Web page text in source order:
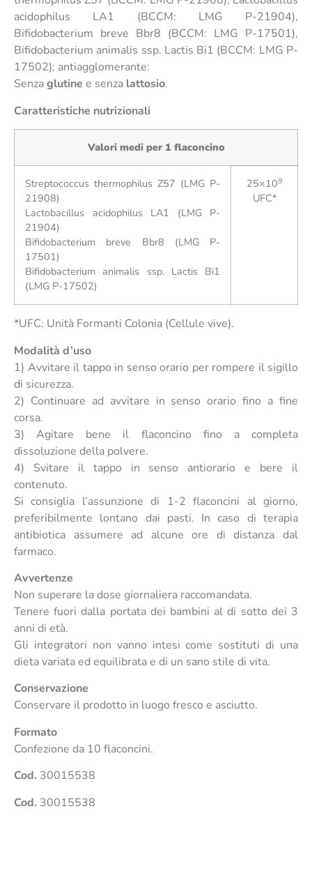
acidophilus LA1 (BCCM: LMG P-21904),
Bifidobacterium breve Bbr8 (BCCM: LMG P-17501),
Bifidobacterium animalis ssp. Lactis Bi1 (BCCM: LMG P-
17502); antiagglomerante:
Senzaglutine e senza lattosio.
Caratteristiche nutrizionali
Valori medi per 1 flaconcino
Streptococcus thermophilus Z57 (LMG P-
21908)
Lactobacillus acidophilus LA1 (LMG P-
21904)
Bifidobacterium breve Bbr8 (LMG P-
17501)
Bifidobacterium animalis ssp. Lactis Bi1
(LMG P-17502)
25×109
UFC*
*UFC: Unità Formanti Colonia (Cellule vive).
Modalità d’uso
1) Avvitare il tappo in senso orario per rompere il sigillo
di sicurezza.
2) Continuare ad avvitare in senso orario fino a fine
corsa.
3) Agitare bene il flaconcino fino a completa
dissoluzione della polvere.
4) Svitare il tappo in senso antiorario e bere il
contenuto.
Si consiglia l’assunzione di 1-2 flaconcini al giorno,
preferibilmente lontano dai pasti. In caso di terapia
antibiotica assumere ad alcune ore di distanza dal
farmaco.
Avvertenze
Non superare la dose giornaliera raccomandata.
Tenere fuori dalla portata dei bambini al di sotto dei 3
anni di età.
Gli integratori non vanno intesi come sostituti di una
dieta variata ed equilibrata e di un sano stile di vita.
Conservazione
Conservare il prodotto in luogo fresco e asciutto.
Formato
Confezione da 10 flaconcini.
Cod. 30015538
Cod. 30015538